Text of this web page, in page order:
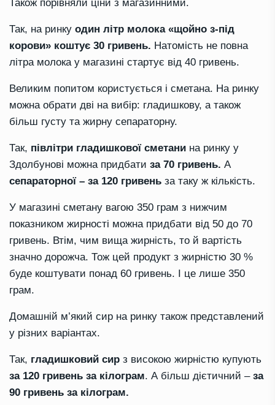
Також порівняли ціни з магазинними.
Так, на ринку один літр молока «щойно з-під
корови» коштує 30 гривень. Натомість не повна
літра молока у магазині стартує від 40 гривень.
Великим попитом користується і сметана. На ринку
можна обрати дві на вибір: гладишкову, а також
більш густу та жирну сепараторну.
Так, півлітри гладишкової сметани на ринку у
Здолбунові можна придбати за 70 гривень. А
сепараторної – за 120 гривень за таку ж кількість.
У магазині сметану вагою 350 грам з нижчим
показником жирності можна придбати від 50 до 70
гривень. Втім, чим вища жирність, то й вартість
значно дорожча. Тож цей продукт з жирністю 30 %
буде коштувати понад 60 гривень. І це лише 350
грам.
Домашній м’який сир на ринку також представлений
у різних варіантах.
Так, гладишковий сир з високою жирністю купують
за 120 гривень за кілограм. А більш дієтичний – за
90 гривень за кілограм.